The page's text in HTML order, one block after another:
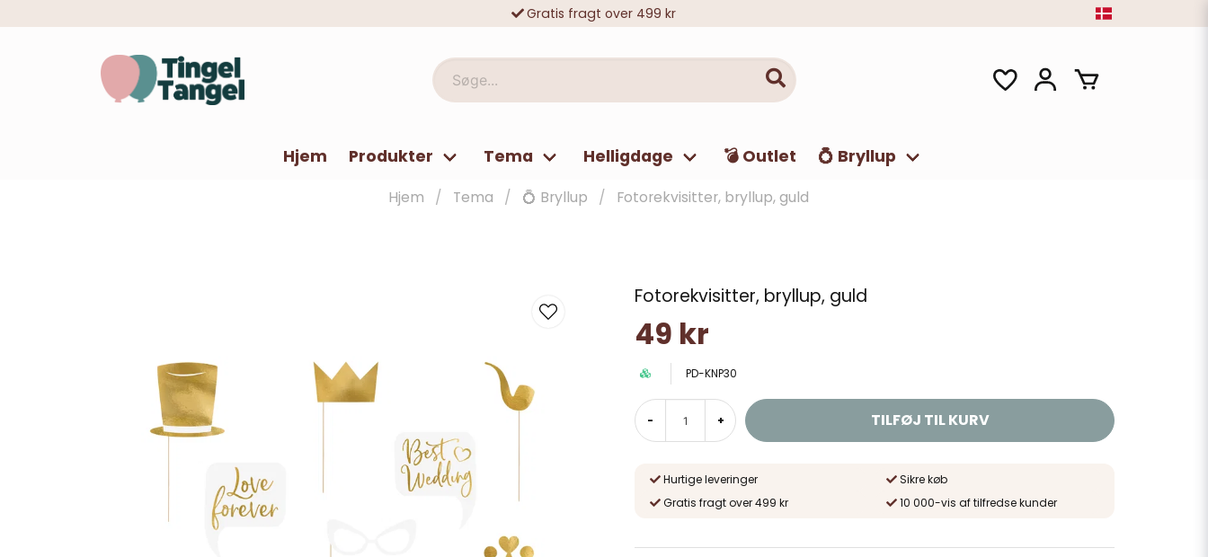
Gratis fragt over 499 kr
Søge...
Hjem Produkter Tema Helligdage 💣 Outlet 💍 Bryllup
Hjem Tema 💍 Bryllup Fotorekvisitter, bryllup, guld
Fotorekvisitter, bryllup, guld
49 kr
PD-KNP30
- + TILFØJ TIL KURV
Hurtige leveringer
Sikre køb
Gratis fragt over 499 kr
10 000-vis af tilfredse kunder